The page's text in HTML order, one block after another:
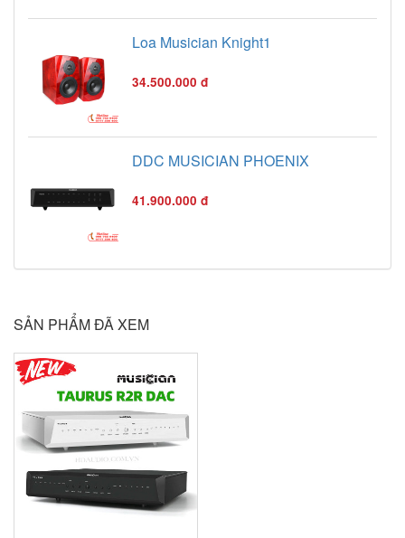
Loa Musician Knight1
34.500.000 đ
DDC MUSICIAN PHOENIX
41.900.000 đ
SẢN PHẨM ĐÃ XEM